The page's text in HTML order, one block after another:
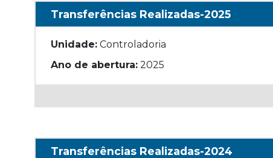
Transferências Realizadas-2025
Unidade: Controladoria
Ano de abertura: 2025
Transferências Realizadas-2024